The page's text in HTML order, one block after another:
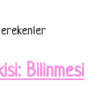
Bilinmesi